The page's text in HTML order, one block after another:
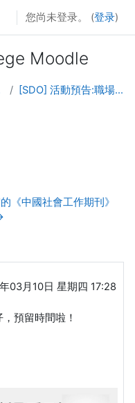
您尚未登录。 (登录)
Moodle
[SDO] 活動預告:職場系列
《中國社會工作期刊》
03月10日 星期四 17:28
預留時間啦！